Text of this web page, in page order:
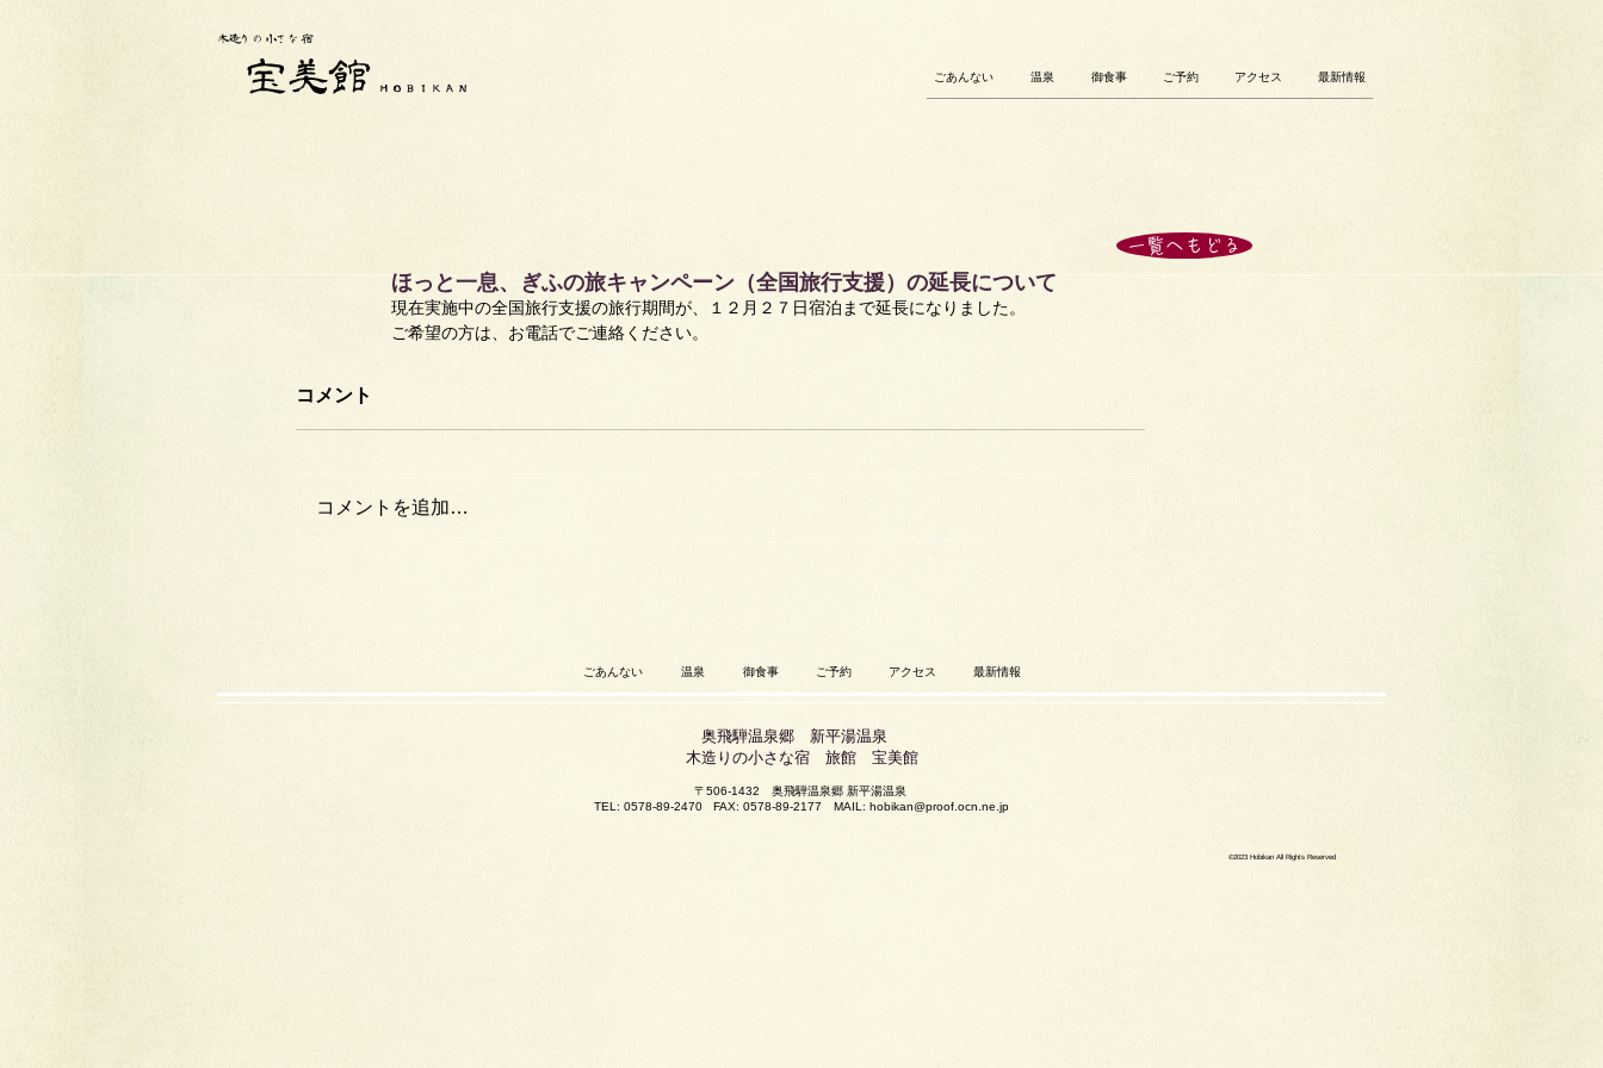
ごあんない 温泉 御食事 ご予約 アクセス 最新情報
ほっと一息、ぎふの旅キャンペーン（全国旅行支援）の延長について
現在実施中の全国旅行支援の旅行期間が、１２月２７日宿泊まで延長になりました。
ご希望の方は、お電話でご連絡ください。
コメント
コメントを追加…
一覧へもどる
ごあんない 温泉 御食事 ご予約 アクセス 最新情報
奥飛騨温泉郷 新平湯温泉
木造りの小さな宿 旅館 宝美館
〒506-1432 奥飛騨温泉郷 新平湯温泉
TEL: 0578-89-2470 FAX: 0578-89-2177 MAIL: hobikan@proof.ocn.ne.jp
©2023 Hobikan All Rights Reserved